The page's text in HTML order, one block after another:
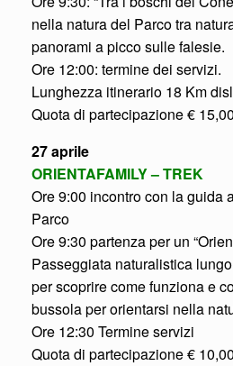
nella natura del Parco tra
panorami a picco sulle falesie.
Ore 12:00: termine dei servizi.
Lunghezza itinerario 18 Km
Quota di partecipazione € 15,00
27 aprile
ORIENTAFAMILY – TREK
Ore 9:00 incontro con la guida
Parco
Ore 9:30 partenza per un
Passeggiata naturalistica
per scoprire come funziona e
bussola per orientarsi nella
Ore 12:30 Termine servizi
Quota di partecipazione €